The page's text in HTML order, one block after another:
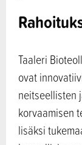
Taaleri
ovat
neitseellisten
korvaamisen
lisäksi